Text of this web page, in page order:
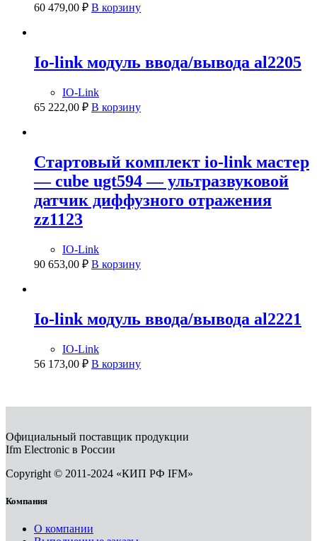
60 479,00 ₽ В корзину
Io-link модуль ввода/вывода al2205
IO-Link
65 222,00 ₽ В корзину
Стартовый комплект io-link мастер
— cube ugt594 — ультразвуковой
датчик диффузного отражения
zz1123
IO-Link
90 653,00 ₽ В корзину
Io-link модуль ввода/вывода al2221
IO-Link
56 173,00 ₽ В корзину
Официальный поставщик продукции
Ifm Electronic в России
Copyright © 2011-2024 «КИП РФ IFM»
Компания
О компании